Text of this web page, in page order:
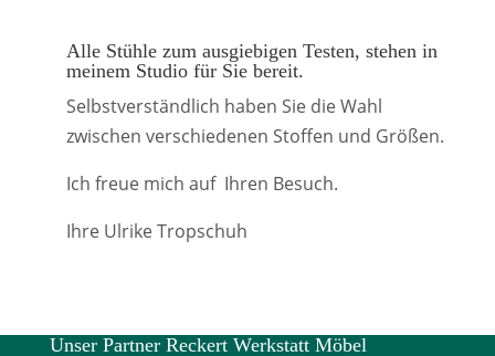
Alle Stühle zum ausgiebigen Testen, stehen in
meinem Studio für Sie bereit.
Selbstverständlich haben Sie die Wahl
zwischen verschiedenen Stoffen und Größen.
Ich freue mich auf Ihren Besuch.
Ihre Ulrike Tropschuh
Unser Partner Reckert Werkstatt Möbel